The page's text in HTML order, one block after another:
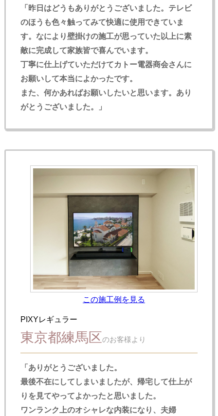
「昨日はどうもありがとうございました。テレビ
のほうも色々触ってみて快適に使用できていま
す。なにより壁掛けの施工が思っていた以上に素
敵に完成して家族皆で喜んでいます。
丁寧に仕上げていただけてカトー電器商会さんに
お願いして本当によかったです。
また、何かあればお願いしたいと思います。あり
がとうございました。」
この施工例を見る
PIXYレギュラー
東京都練馬区 のお客様より
「ありがとうございました。
最後不在にしてしまいましたが、帰宅して仕上が
りを見てやってよかったと思いました。
ワンランク上のオシャレな内装になり、夫婦